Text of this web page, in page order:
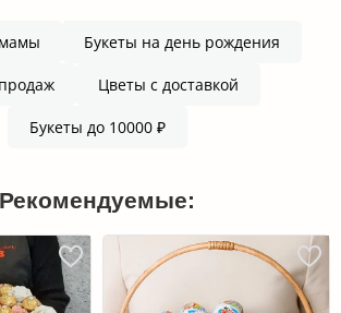
Букеты на день рождения
Цветы с доставкой
Букеты до 10000 ₽
Рекомендуемые: